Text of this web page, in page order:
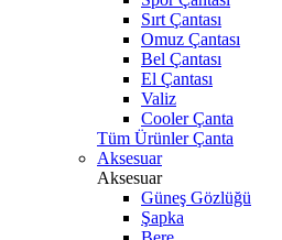
Sırt Çantası
Omuz Çantası
Bel Çantası
El Çantası
Valiz
Cooler Çanta
Tüm Ürünler Çanta
Aksesuar
Aksesuar
Güneş Gözlüğü
Şapka